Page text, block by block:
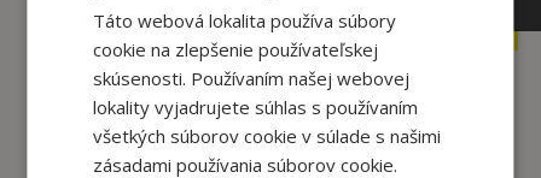
9,95€
Zvukové puzzle -
Farma - 9 dielikov
autor neuvedený
Zvukové puzzle -
Písmenkový traktor
autor neuvedený
Táto webová lokalita používa súbory
cookie na zlepšenie používateľskej
skúsenosti. Používaním našej webovej
lokality vyjadrujete súhlas s používaním
všetkých súborov cookie v súlade s našimi
zásadami používania súborov cookie.